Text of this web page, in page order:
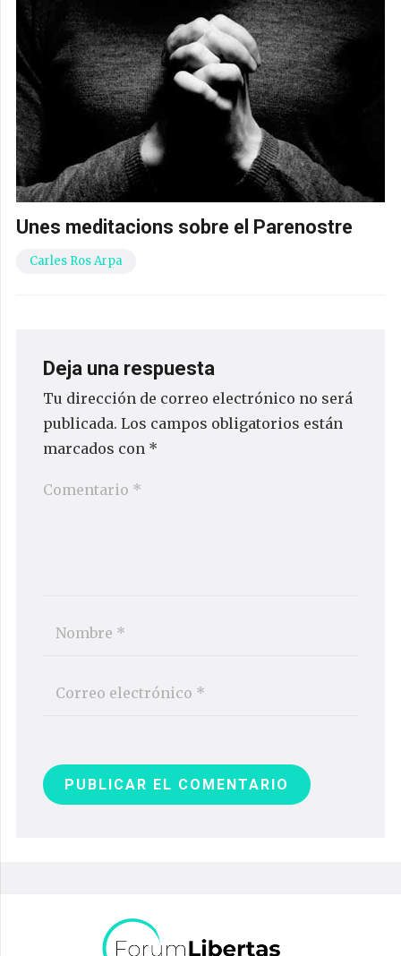
Unes meditacions sobre el Parenostre
Carles Ros Arpa
Deja una respuesta
Tu dirección de correo electrónico no será
publicada. Los campos obligatorios están
marcados con *
PUBLICAR EL COMENTARIO